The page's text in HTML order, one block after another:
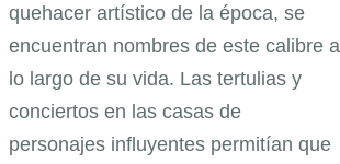
quehacer artístico de la época, se
encuentran nombres de este calibre a
lo largo de su vida. Las tertulias y
conciertos en las casas de
personajes influyentes permitían que